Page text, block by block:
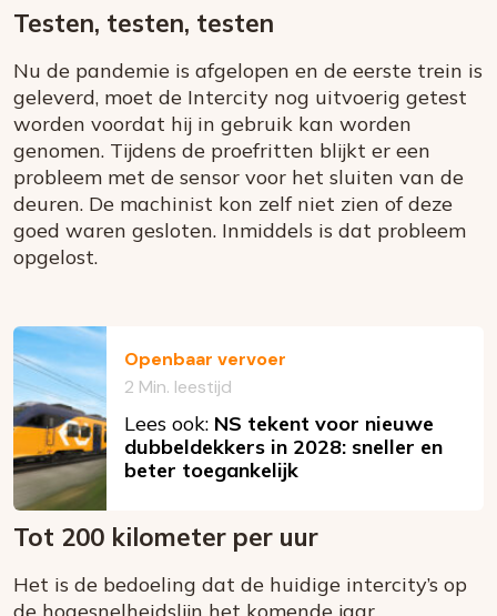
Testen, testen, testen
Nu de pandemie is afgelopen en de eerste trein is
geleverd, moet de Intercity nog uitvoerig getest
worden voordat hij in gebruik kan worden
genomen. Tijdens de proefritten blijkt er een
probleem met de sensor voor het sluiten van de
deuren. De machinist kon zelf niet zien of deze
goed waren gesloten. Inmiddels is dat probleem
opgelost.
Openbaar vervoer
2 Min. leestijd
Lees ook: NS tekent voor nieuwe
dubbeldekkers in 2028: sneller en
beter toegankelijk
Tot 200 kilometer per uur
Het is de bedoeling dat de huidige intercity’s op